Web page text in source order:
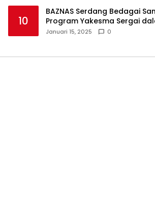
10
BAZNAS Serdang Bedagai
Program Yakesma Sergai
Perkenalan Pengurus Baru
Januari 15, 2025 0